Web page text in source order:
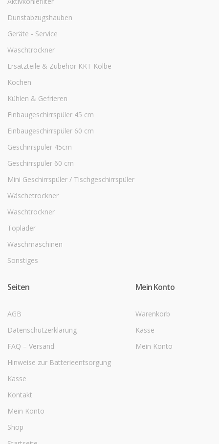
Dunstabzugshauben
Geräte - Service
Waschtrockner
Ersatzteile & Zubehör KKT Kolbe
Kochen
Kühlen & Gefrieren
Einbaugeschirrspüler 45 cm
Einbaugeschirrspüler 60 cm
Geschirrspüler 45cm
Geschirrspüler 60 cm
Mini Geschirrspüler / Tischgeschirrspüler
Wäschetrockner
Waschtrockner
Toplader
Waschmaschinen
Sonstiges
Seiten
AGB
Datenschutzerklärung
FAQ – Versand
Hinweise zur Batterieentsorgung
Kasse
Kontakt
Mein Konto
Shop
Mein Konto
Warenkorb
Kasse
Mein Konto